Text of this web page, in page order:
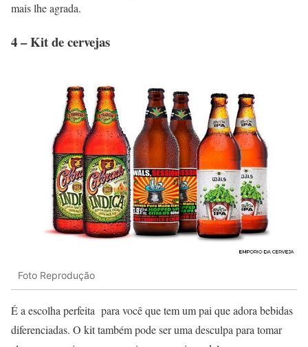
mais lhe agrada.
4 – Kit de cervejas
Foto Reprodução
É a escolha perfeita para você que tem um pai que adora bebidas
diferenciadas. O kit também pode ser uma desculpa para tomar